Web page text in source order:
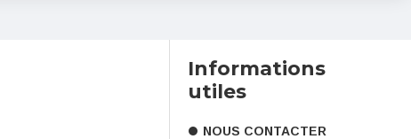
Informations
utiles
NOUS CONTACTER